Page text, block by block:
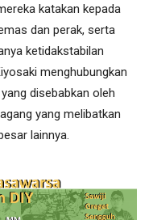
katakan kepada
dan perak, serta
ketidakstabilan
menghubungkan
disebabkan oleh
yang melibatkan
lainnya.